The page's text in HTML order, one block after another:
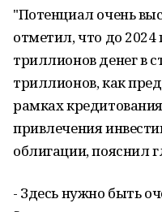
"Потенциал очень
отметил, что до
триллионов денег в
триллионов, как
рамках
привлечения
облигации, пояснил
- Здесь нужно быть